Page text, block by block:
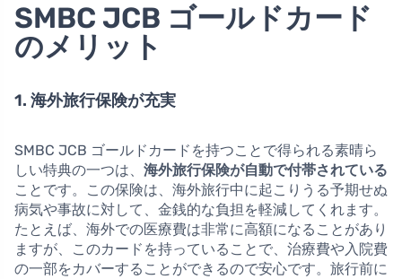
SMBC JCB ゴールドカード
のメリット
1. 海外旅行保険が充実
SMBC JCB ゴールドカードを持つことで得られる素晴ら
しい特典の一つは、 海外旅行保険が自動で付帯されている
ことです。この保険は、海外旅行中に起こりうる予期せぬ
病気や事故に対して、金銭的な負担を軽減してくれます。
たとえば、海外での医療費は非常に高額になることがあり
ますが、このカードを持っていることで、治療費や入院費
の一部をカバーすることができるので安心です。旅行前に